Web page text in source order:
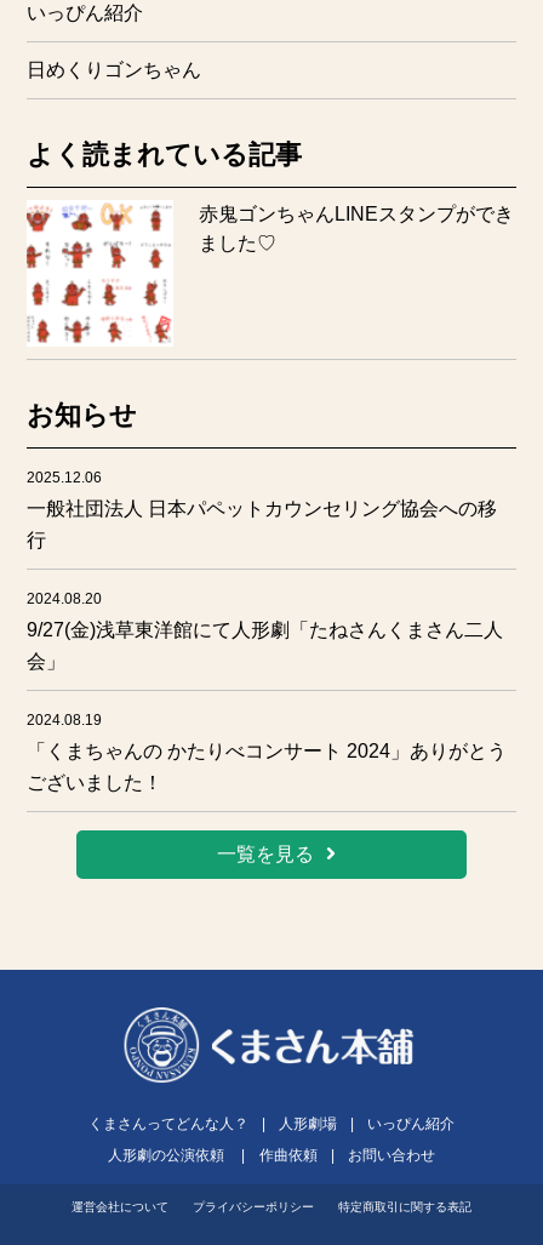
いっぴん紹介
日めくりゴンちゃん
よく読まれている記事
赤鬼ゴンちゃんLINEスタンプができ
ました♡
お知らせ
2025.12.06
一般社団法人 日本パペットカウンセリング協会への移
行
2024.08.20
9/27(金)浅草東洋館にて人形劇「たねさんくまさん二人
会」
2024.08.19
「くまちゃんの かたりべコンサート 2024」ありがとう
ございました！
一覧を見る
くまさんってどんな人？ 人形劇場
いっぴん紹介
人形劇の公演依頼
作曲依頼 お問い合わせ
運営会社について プライバシーポリシー 特定商取引に関する表記